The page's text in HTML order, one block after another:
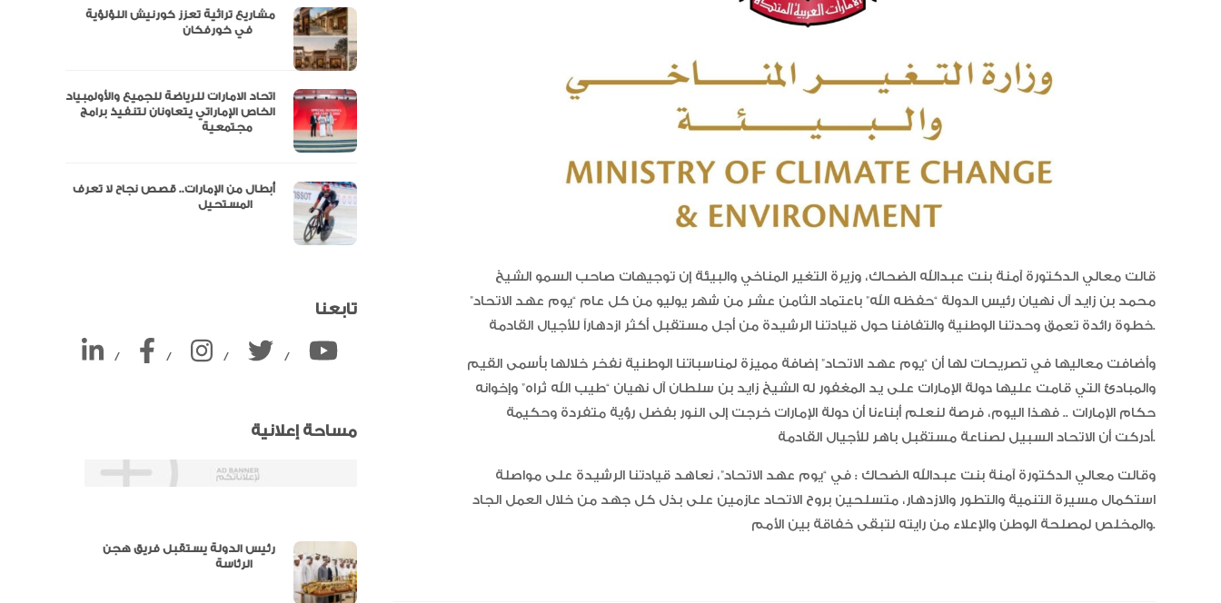
قالت معالي الدكتورة آمنة بنت عبدالله الضحاك، وزيرة التغير المناخي والبيئة إن توجيهات صاحب السمو الشيخ
محمد بن زايد آل نهيان رئيس الدولة “حفظه الله” باعتماد الثامن عشر من شهر يوليو من كل عام “يوم عهد الاتحاد”
خطوة رائدة تعمق وحدتنا الوطنية والتفافنا حول قيادتنا الرشيدة من أجل مستقبل أكثر ازدهاراً للأجيال القادمة.
وأضافت معاليها في تصريحات لها أن “يوم عهد الاتحاد” إضافة مميزة لمناسباتنا الوطنية نفخر خلالها بأسمى القيم
والمبادئ التي قامت عليها دولة الإمارات على يد المغفور له الشيخ زايد بن سلطان آل نهيان “طيب الله ثراه” وإخوانه
حكام الإمارات .. فهذا اليوم، فرصة لنعلم أبناءنا أن دولة الإمارات خرجت إلى النور بفضل رؤية متفردة وحكيمة
أدركت أن الاتحاد السبيل لصناعة مستقبل باهر للأجيال القادمة.
وقالت معالي الدكتورة آمنة بنت عبدالله الضحاك : في “يوم عهد الاتحاد”، نعاهد قيادتنا الرشيدة على مواصلة
استكمال مسيرة التنمية والتطور والازدهار، متسلحين بروح الاتحاد عازمين على بذل كل جهد من خلال العمل الجاد
والمخلص لمصلحة الوطن والإعلاء من رايته لتبقى خفاقة بين الأمم.
مشاريع تراثية تعزز كورنيش اللؤلؤية
اتحاد الامارات للرياضة للجميع والأولمبياد
الخاص الإماراتي يتعاونان لتنفيذ برامج
أبطال من الإمارات.. قصص نجاح لا تعرف
تابعنا
/ / / /
مساحة إعلانية
رئيس الدولة يستقبل فريق هجن